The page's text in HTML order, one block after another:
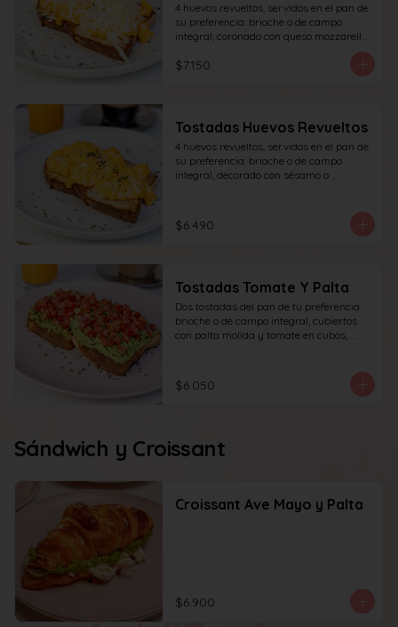
4 huevos revueltos, servidos en el pan de
su preferencia: brioche o de campo
integral, coronado con queso mozzarella
rallado, decorado con sésamo o cibullete.
$7.150
Tostadas Huevos Revueltos
4 huevos revueltos, servidos en el pan de
su preferencia: brioche o de campo
integral, decorado con sésamo o
$6.490
Tostadas Tomate Y Palta
Dos tostadas del pan de tu preferencia
brioche o de campo integral, cubiertos
con palta molida y tomate en cubos,
$6.050
Sándwich y Croissant
Croissant Ave Mayo y Palta
$6.900